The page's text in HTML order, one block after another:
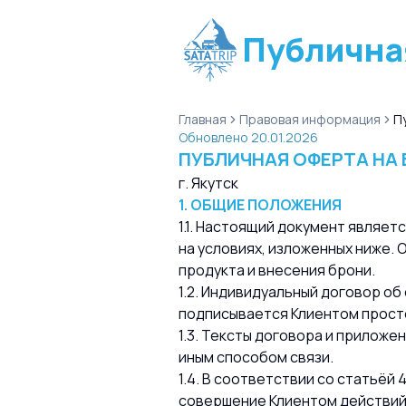
Главная Правовая информация
Обновлено 20.01.2026
ПУБЛИЧНАЯ ОФЕРТА
г. Якутск
1. ОБЩИЕ ПОЛОЖЕНИЯ
1.1. Настоящий документ
на условиях, изложенных ниже.
продукта и внесения брони.
1.2. Индивидуальный договор
подписывается Клиентом
1.3. Тексты договора и
иным способом связи.
1.4. В соответствии со
совершение Клиентом